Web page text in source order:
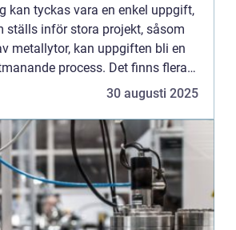
kan tyckas vara en enkel uppgift,
ställs inför stora projekt, såsom
metallytor, kan uppgiften bli en
process. Det finns flera
30 augusti 2025